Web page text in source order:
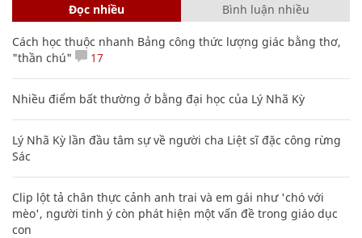
Đọc nhiều Bình luận nhiều
Cách học thuộc nhanh Bảng công thức lượng giác bằng thơ,
"thần chú"
17
Nhiều điểm bất thường ở bằng đại học của Lý Nhã Kỳ
Lý Nhã Kỳ lần đầu tâm sự về người cha Liệt sĩ đặc công rừng
Sác
Clip lột tả chân thực cảnh anh trai và em gái như 'chó với
mèo', người tinh ý còn phát hiện một vấn đề trong giáo dục
con